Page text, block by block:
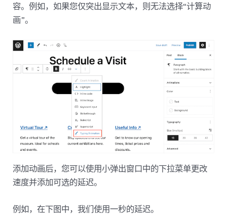
容。例如，如果您仅突出显示文本，则无法选择“计算动
画”。
添加动画后，您可以使用小弹出窗口中的下拉菜单更改
速度并添加可选的延迟。
例如，在下图中，我们使用一秒的延迟。